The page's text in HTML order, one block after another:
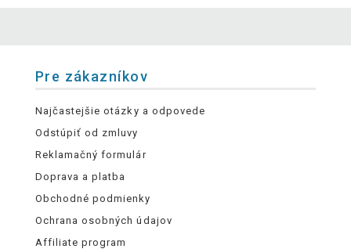
Pre zákazníkov
Najčastejšie otázky a odpovede
Odstúpiť od zmluvy
Reklamačný formulár
Doprava a platba
Obchodné podmienky
Ochrana osobných údajov
Affiliate program